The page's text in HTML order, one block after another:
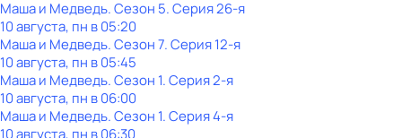
Маша и Медведь. Сезон 5. Серия 26-я
10 августа, пн в 05:20
Маша и Медведь. Сезон 7. Серия 12-я
10 августа, пн в 05:45
Маша и Медведь. Сезон 1. Серия 2-я
10 августа, пн в 06:00
Маша и Медведь. Сезон 1. Серия 4-я
10 августа, пн в 06:30